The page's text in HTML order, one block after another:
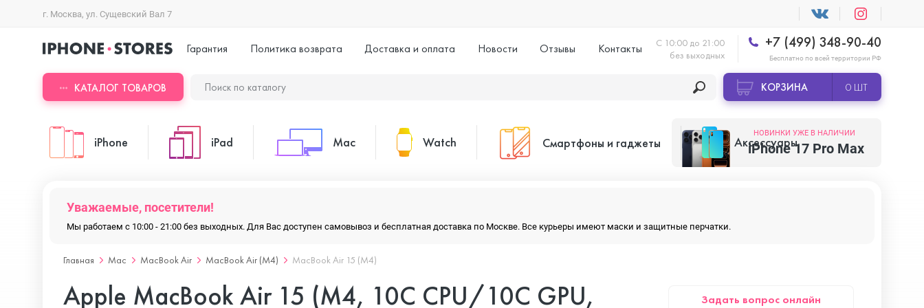
г. Москва, ул. Сущевский Вал 7
Гарантия Политика возврата Доставка и оплата Новости Отзывы Контакты
С 10:00 до 21:00
без выходных
+7 (499) 348-90-40
Бесплатно по всей территории РФ
КАТАЛОГ ТОВАРОВ КОРЗИНА 0 ШТ
iPhone
iPhone 17 Pro
iPad
iPad Air
Mac
MacBook Air
Watch Смартфоны и гаджеты Аксессуары
НОВИНКИ УЖЕ В НАЛИЧИИ
iPhone 17 Pro Max
Уважаемые, посетители!
Мы работаем с 10:00 - 21:00 без выходных. Для Вас доступен самовывоз и бесплатная доставка по Москве. Все курьеры имеют маски и защитные перчатки.
Главная Mac MacBook Air MacBook Air (M4) MacBook Air 15 (M4)
Apple MacBook Air 15 (M4, 10C CPU/10C GPU,
Задать вопрос онлайн